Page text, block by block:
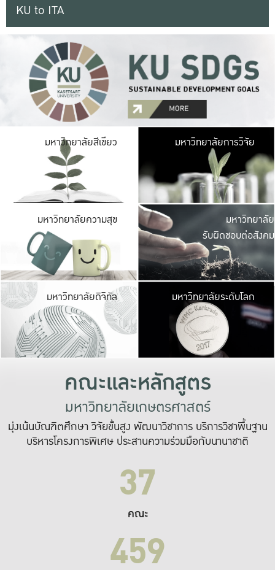
KU to ITA
มหาวิทยาลัยสีเขียว มหาวิ
มีพื้นที่เขียวสดใส
เป็นป่าในเมือง เกษต
มหาวิทยาลัยการวิจัย
มหาวิทยาลัยความสุข มหาวิ
ค
เปิดประ
และพบเรื่องราวใ
มหาวิทยาลัย
รับผิดชอบต่อสังคม
มหาวิทยาลัยดิจิทัล มหาวิ
เปลี่ยนแปลง แล
เพื่อทำง
ระบบสารสนเทศ
มหาวิทยาลัยระดับโลก
คณะและหลักสูตร
มหาวิทยาลัยเกษตรศาสตร์
มุ่งเน้นบัณฑิตศึกษา วิจัยขั้นสูง พัฒนาวิชาการ บริการวิชาพื้นฐาน
บริหารโครงการพิเศษ ประสานความร่วมมือกับนานาชาติ
37
คณะ
459